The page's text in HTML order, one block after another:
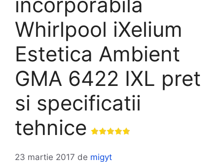
Whirlpool iXelium
Estetica Ambient
GMA 6422 IXL pret
si specificatii
tehnice
23 martie 2017 de migyt